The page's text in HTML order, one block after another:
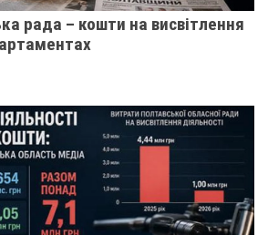
рада – кошти на висвітлення